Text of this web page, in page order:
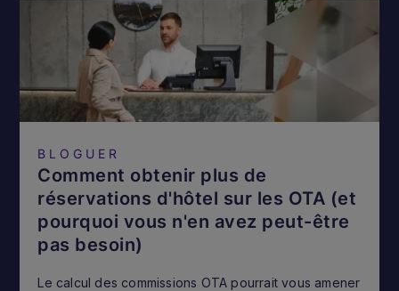
BLOGUER
Comment obtenir plus de
réservations d'hôtel sur les OTA (et
pourquoi vous n'en avez peut-être
pas besoin)
Le calcul des commissions OTA pourrait vous amener